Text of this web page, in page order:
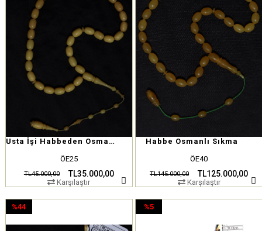
Usta İşi Habbeden Osmanlı Miskevi
ÖE25
TL35.000,00
TL45.000,00
Karşılaştır
Habbe Osmanlı Sıkma
ÖE40
TL125.000,00
TL145.000,00
Karşılaştır
%44
%5